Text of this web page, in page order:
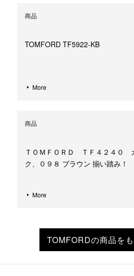
商品
TOMFORD TF5922-KB
More
商品
ＴＯＭＦＯＲＤ ＴＦ４２４０
ク、０９８ ブラウン 揃い踏み！
More
TOMFORDの商品を